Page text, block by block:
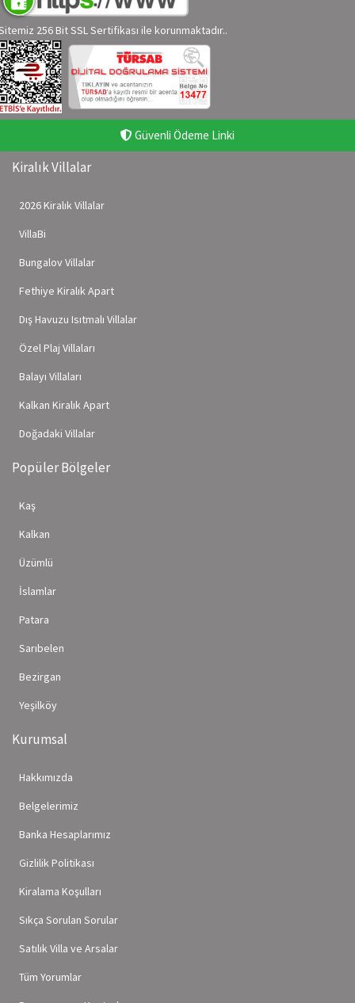
256 Bit SSL Sertifikası ile korunmaktadır..
Güvenli Ödeme Linki
Kiralık Villalar
2026 Kiralık Villalar
VillaBi
Bungalov Villalar
Fethiye Kiralık Apart
Dış Havuzu Isıtmalı Villalar
Özel Plaj Villaları
Balayı Villaları
Kalkan Kiralık Apart
Doğadaki Villalar
Popüler Bölgeler
Kaş
Kalkan
Üzümlü
İslamlar
Patara
Sarıbelen
Bezirgan
Yeşilköy
Kurumsal
Hakkımızda
Belgelerimiz
Banka Hesaplarımız
Gizlilik Politikası
Kiralama Koşulları
Sıkça Sorulan Sorular
Satılık Villa ve Arsalar
Tüm Yorumlar